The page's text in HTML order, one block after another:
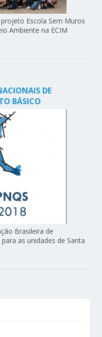
Escola Sem Muros
Ambiente na ECIM
DE
BÁSICO
Brasileira de
as unidades de Santa